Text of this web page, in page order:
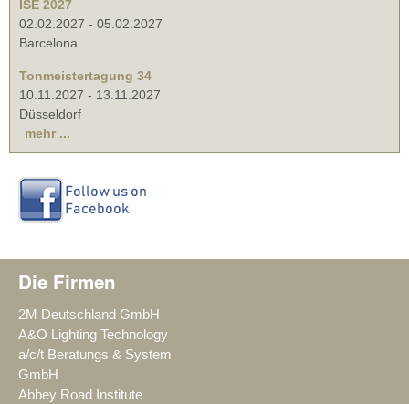
ISE 2027
02.02.2027 - 05.02.2027
Barcelona
Tonmeistertagung 34
10.11.2027 - 13.11.2027
Düsseldorf
mehr ...
Die Firmen
2M Deutschland GmbH
A&O Lighting Technology
a/c/t Beratungs & System
GmbH
Abbey Road Institute